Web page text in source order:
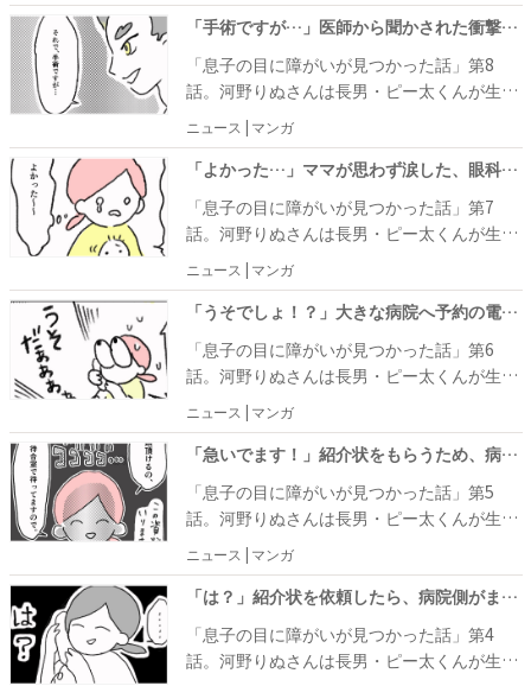
り近所の眼科を受診すると、診断結果は『先
天性白内障』。手術が必要なため、改めて大
きな病院で診てもらうことになりました。 日
本小児眼科学会からすすめられたA育病院でY
先生に出会った河野りぬさん。Y先生は、目
の異常に早々に気づいてすぐに眼科を受診し
たことを「グッジョブです！」と褒め、手術
の説明を始めました。
「手術ですが…」医師から聞かされた衝撃の内容とは…！？ #息子の目に障がいが見つかった話 8
「息子の目に障がいが見つかった話」第8
話。河野りぬさんは長男・ピー太くんが生後
1カ月のころ、目の奥が白いことに気がつき
ました。さまざまな病気の可能性が頭をよぎ
り近所の眼科を受診すると、診断結果は『先
天性白内障』。手術が必要なため、改めて大
きな病院で診てもらうことになりました。 し
かし、病院の都合で手術は1カ月後になると
言われてしまいます。そこでパパは、少しで
も早く手術を受けられる病院を紹介してほし
いと頼みました。
ニュース | マンガ
「よかった…」ママが思わず涙した、眼科医の予想外な言葉とは… #息子の目に障がいが見つかった話 7
「息子の目に障がいが見つかった話」第7
話。河野りぬさんは長男・ピー太くんが生後
1カ月のころ、目の奥が白いことに気がつき
ました。さまざまな病気の可能性が頭をよぎ
り近所の眼科を受診すると、診断結果は『先
天性白内障』。手術が必要なため、改めて大
きな病院で診てもらうことになりました。
ニュース | マンガ
「うそでしょ！？」大きな病院へ予約の電話をかけるとまさかの…！？ #息子の目に障がいが見つかった話 6
「息子の目に障がいが見つかった話」第6
話。河野りぬさんは長男・ピー太くんが生後
1カ月のころ、目の奥が白いことに気がつき
ました。さまざまな病気の可能性が頭をよぎ
り近所の眼科を受診すると、診断結果は『先
天性白内障』。手術が必要なため、改めて大
きな病院で診てもらうことになりました。
ニュース | マンガ
「急いでます！」紹介状をもらうため、病院に圧をかけた結果…！？ #息子の目に障がいが見つかった話 5
「息子の目に障がいが見つかった話」第5
話。河野りぬさんは長男・ピー太くんが生後
1カ月のころ、目の奥が白いことに気がつき
ました。さまざまな病気の可能性が頭をよぎ
り近所の眼科を受診すると、診断結果は『先
天性白内障』。手術が必要なため、改めて大
きな病院で診てもらうよう医師から言われて
しまいました。
ニュース | マンガ
「は？」紹介状を依頼したら、病院側がまさかの対応で絶句… #息子の目に障がいが見つかった話 4
「息子の目に障がいが見つかった話」第4
話。河野りぬさんは長男・ピー太くんが生後